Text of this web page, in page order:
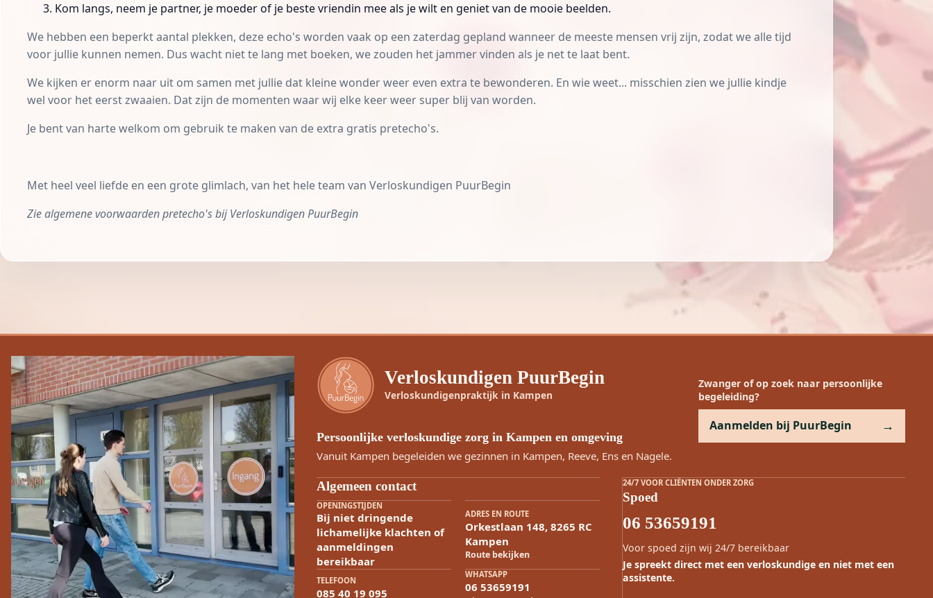
Kom langs, neem je partner, je moeder of je beste vriendin mee als je wilt en geniet van de mooie beelden.
We hebben een beperkt aantal plekken, deze echo's worden vaak op een zaterdag gepland wanneer de meeste mensen vrij zijn, zodat we alle tijd
voor jullie kunnen nemen. Dus wacht niet te lang met boeken, we zouden het jammer vinden als je net te laat bent.
We kijken er enorm naar uit om samen met jullie dat kleine wonder weer even extra te bewonderen. En wie weet... misschien zien we jullie kindje
wel voor het eerst zwaaien. Dat zijn de momenten waar wij elke keer weer super blij van worden.
Je bent van harte welkom om gebruik te maken van de extra gratis pretecho's.
Met heel veel liefde en een grote glimlach, van het hele team van Verloskundigen PuurBegin
Ziealgemene voorwaardenpretecho's bij Verloskundigen PuurBegin
Verloskundigen PuurBegin
Verloskundigenpraktijk in Kampen
Persoonlijke verloskundige zorg in Kampen en omgeving
Vanuit Kampen begeleiden we gezinnen in Kampen, Reeve, Ens en Nagele.
Zwanger of op zoek naar persoonlijke
begeleiding?
Aanmelden bij PuurBegin
Algemeen contact
OPENINGSTIJDEN
Bij niet dringende
lichamelijke klachten of
aanmeldingen
bereikbaar
ADRES EN ROUTE
Orkestlaan 148, 8265 RC
Kampen
Route bekijken
TELEFOON
085 40 19 095
WHATSAPP
06 53659191
24/7 VOOR CLIËNTEN ONDER ZORG
Spoed
06 53659191
Voor spoed zijn wij 24/7 bereikbaar
Je spreekt direct met een verloskundige en niet met een
assistente.